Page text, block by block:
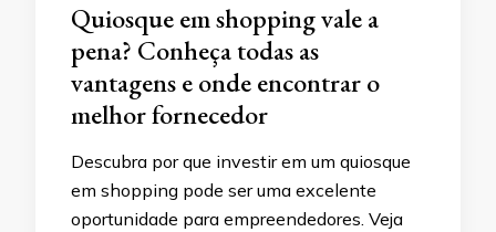
Quiosque em shopping vale a
pena? Conheça todas as
vantagens e onde encontrar o
melhor fornecedor
Descubra por que investir em um quiosque
em shopping pode ser uma excelente
oportunidade para empreendedores. Veja